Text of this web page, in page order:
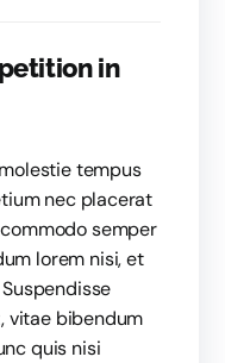
in
tempus
nec placerat
semper
lorem nisi, et
vitae bibendum
quis nisi